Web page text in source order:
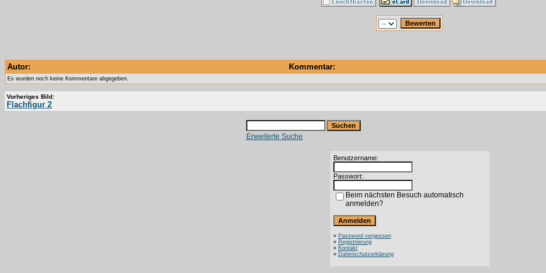
Autor: Kommentar:
Es wurden noch keine Kommentare abgegeben.
Vorheriges Bild:
Flachfigur 2
Erweiterte Suche
Benutzername:
Passwort:
Beim nächsten Besuch automatisch
anmelden?
» Password vergessen
» Registrierung
» Kontakt
» Datenschutzerklärung